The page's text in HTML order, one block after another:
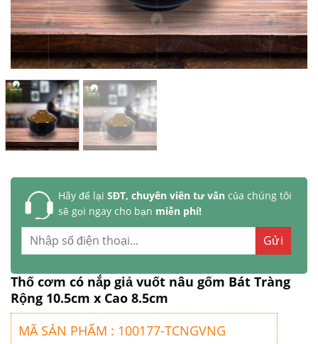
Hãy để lại SĐT, chuyên viên tư vấncủa chúng tôi
sẽ gọi ngay cho bạn miễn phí!
Thố cơm có nắp giả vuốt nâu gốm Bát Tràng
Rộng 10.5cm x Cao 8.5cm
MÃ SẢN PHẨM : 100177-TCNGVNG